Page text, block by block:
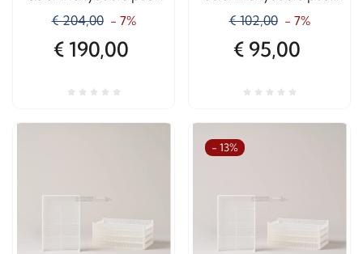
déshydrateur Biosec
De Luxe – Capacité
maximale
€ 204,00 - 7%
€ 190,00
déshydrateur Biosec
De Luxe – Pièces
détachées et
accessoires
€ 102,00 - 7%
€ 95,00
- 13%